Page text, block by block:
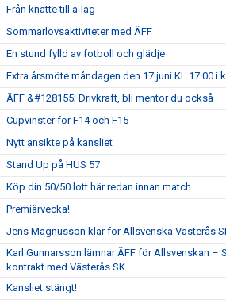
Från knatte till a-lag
Sommarlovsaktiviteter med ÄFF
En stund fylld av fotboll och glädje
Extra årsmöte måndagen den 17 juni KL 17:00 i
ÄFF &#128155; Drivkraft, bli mentor du också
Cupvinster för F14 och F15
Nytt ansikte på kansliet
Stand Up på HUS 57
Köp din 50/50 lott här redan innan match
Premiärvecka!
Jens Magnusson klar för Allsvenska Västerås
Karl Gunnarsson lämnar ÄFF för Allsvenskan –
kontrakt med Västerås SK
Kansliet stängt!